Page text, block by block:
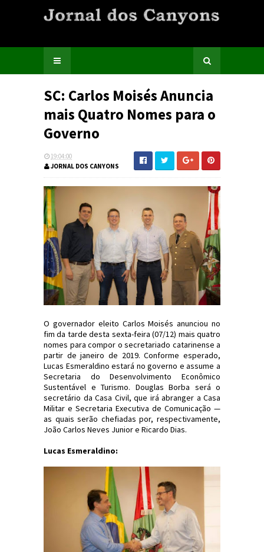
SC: Carlos Moisés Anuncia
mais Quatro Nomes para o
Governo
19:04:00
JORNAL DOS CANYONS
O governador eleito Carlos Moisés anunciou no
fim da tarde desta sexta-feira (07/12) mais quatro
nomes para compor o secretariado catarinense a
partir de janeiro de 2019. Conforme esperado,
Lucas Esmeraldino estará no governo e assume a
Secretaria do Desenvolvimento Econômico
Sustentável e Turismo. Douglas Borba será o
secretário da Casa Civil, que irá abranger a Casa
Militar e Secretaria Executiva de Comunicação —
as quais serão chefiadas por, respectivamente,
João Carlos Neves Junior e Ricardo Dias.
Lucas Esmeraldino: